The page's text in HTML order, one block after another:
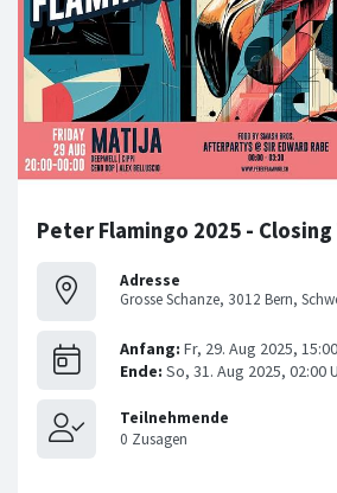
Peter Flamingo 2025 -
Adresse
Grosse Schanze, 3012 Bern,